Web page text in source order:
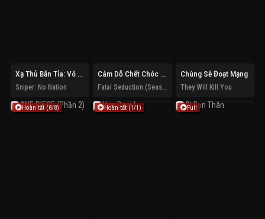
Xạ Thủ Bắn Tỉa: Vô Tổ Quốc
Sniper: No Nation
Cám Dỗ Chết Chóc (Phần 3)
Fatal Seduction (Season 3)
Chúng Sẽ Đoạt Mạng
They Will Kill You
Hoàn tất (8/8) Hoàn tất (1/1) Full